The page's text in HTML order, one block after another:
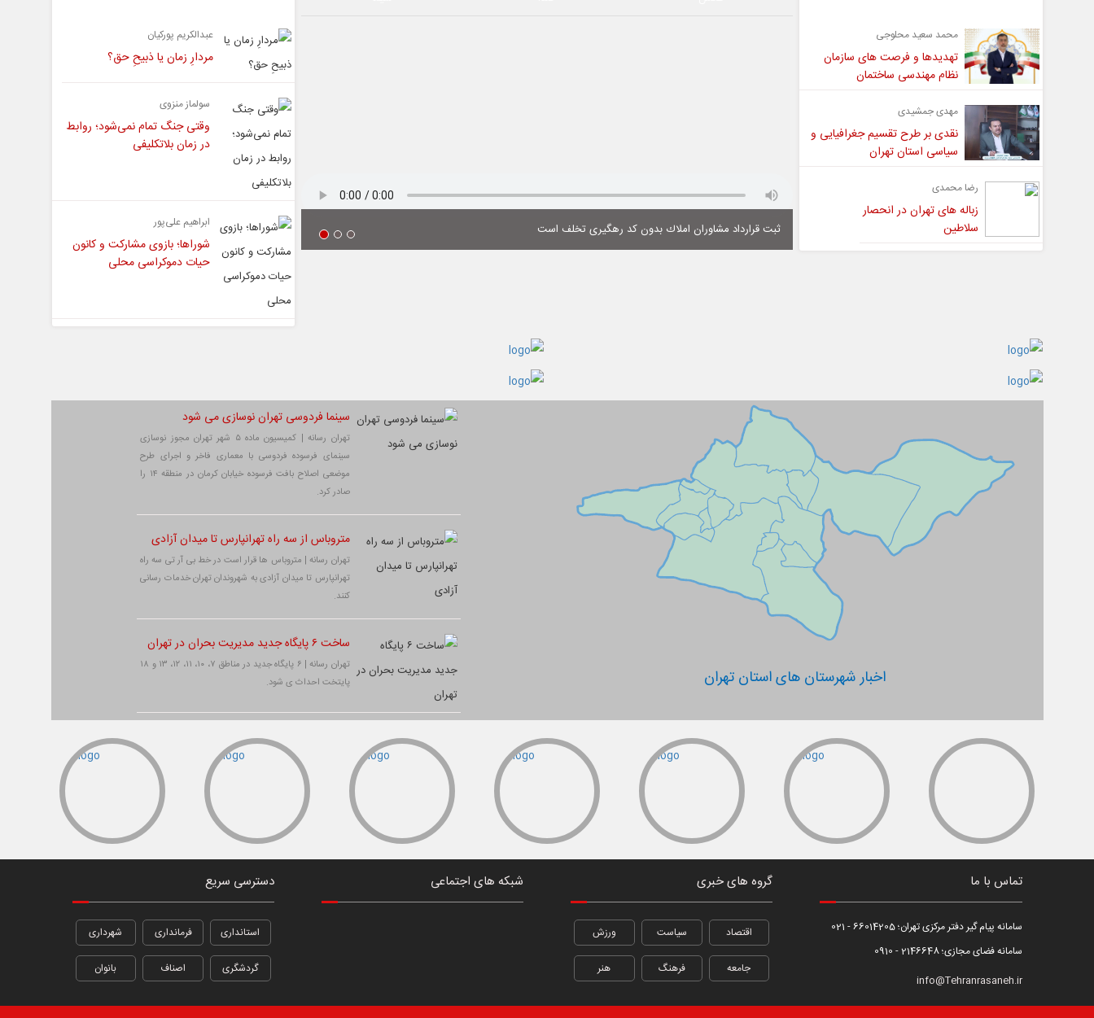
محمد سعید محلوجی
تهدیدها و فرصت های سازمان
نظام مهندسی ساختمان
مهدی جمشیدی
نقدی بر طرح تقسیم جغرافیایی و
سیاسی استان تهران
رضا محمدی
زباله های تهران در انحصار
سلاطین
ثبت قرارداد مشاوران املاك بدون كد رهگیری تخلف است
عبدالکریم پورکیان
مردارِ زمان یا ذبیحِ حق؟
سولماز منزوی
وقتی جنگ تمام نمی‌شود؛ روابط
در زمان بلاتکلیفی
ابراهیم علی‌پور
شوراها؛ بازوی مشارکت و کانون
حیات دموکراسی محلی
اخبار شهرستان های استان تهران
سینما فردوسی تهران نوسازی می شود
تهران رسانه | کمیسیون ماده ۵ شهر تهران مجوز نوسازی
سینمای فرسوده فردوسی با معماری فاخر و اجرای طرح
موضعی اصلاح بافت فرسوده خیابان کرمان در منطقه ۱۴ را
صادر کرد.
متروباس از سه راه تهرانپارس تا میدان آزادی
تهران رسانه | متروباس ها قرار است در خط بی آر تی سه راه
تهرانپارس تا میدان آزادی به شهروندان تهران خدمات رسانی
کنند.
ساخت ۶ پایگاه جدید مدیریت بحران در تهران
تهران رسانه | ۶ پایگاه جدید در مناطق ۷، ۱۰، ۱۱، ۱۲، ۱۳ و ۱۸
پایتخت احداث ی شود.
تماس با ما
سامانه پیام گیر دفتر مرکزی تهران؛ 66014205 - 021
سامانه فضای مجازی؛ 2146648 - 0910
info@Tehranrasaneh.ir
گروه های خبری
اقتصاد سیاست ورزش
جامعه فرهنگ هنر
شبکه های اجتماعی دسترسی سریع
استانداری فرمانداری شهرداری
گردشگری اصناف بانوان